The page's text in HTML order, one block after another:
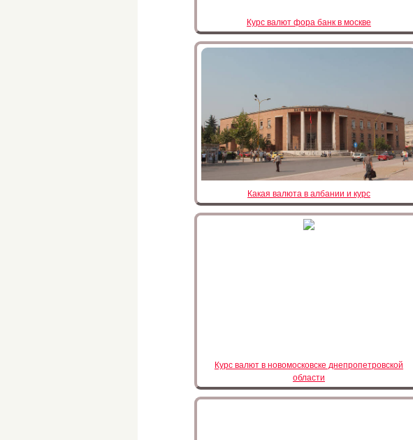
Курс валют фора банк в москве
Какая валюта в албании и курс
Курс валют в новомосковске днепропетровской
области